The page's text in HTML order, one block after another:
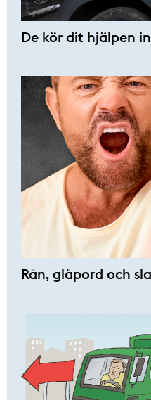
De kör dit hjälpen
Rån, glåpord och